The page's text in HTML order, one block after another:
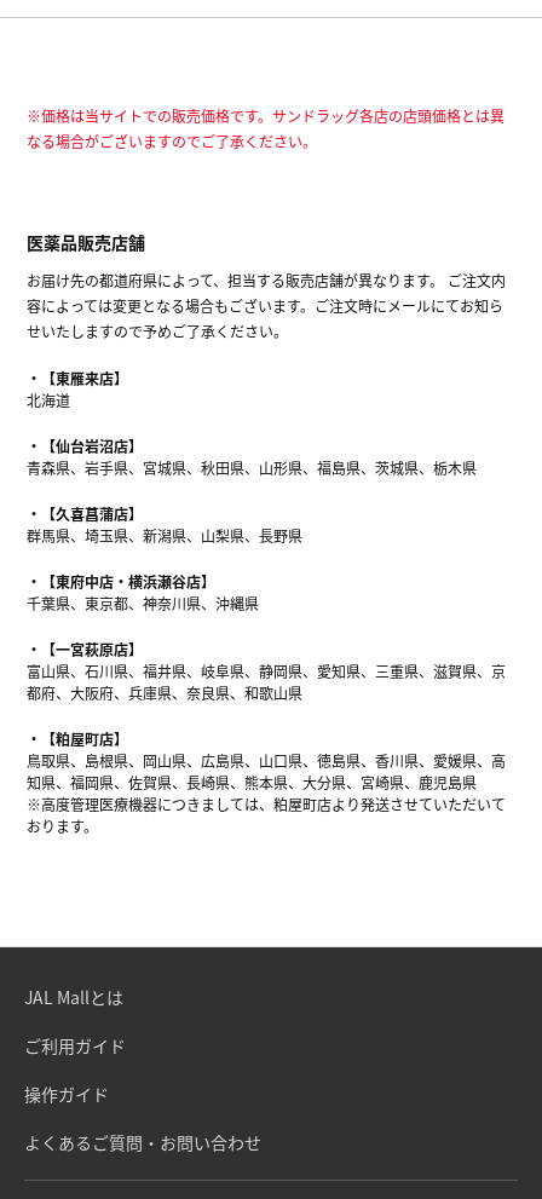
※価格は当サイトでの販売価格です。サンドラッグ各店の店頭価格とは異
なる場合がございますのでご了承ください。
医薬品販売店舗
お届け先の都道府県によって、担当する販売店舗が異なります。 ご注文内
容によっては変更となる場合もございます。ご注文時にメールにてお知ら
せいたしますので予めご了承ください。
【東雁来店】
北海道
【仙台岩沼店】
青森県、岩手県、宮城県、秋田県、山形県、福島県、茨城県、栃木県
【久喜菖蒲店】
群馬県、埼玉県、新潟県、山梨県、長野県
【東府中店・横浜瀬谷店】
千葉県、東京都、神奈川県、沖縄県
【一宮萩原店】
富山県、石川県、福井県、岐阜県、静岡県、愛知県、三重県、滋賀県、京
都府、大阪府、兵庫県、奈良県、和歌山県
【粕屋町店】
鳥取県、島根県、岡山県、広島県、山口県、徳島県、香川県、愛媛県、高
知県、福岡県、佐賀県、長崎県、熊本県、大分県、宮崎県、鹿児島県
※高度管理医療機器につきましては、粕屋町店より発送させていただいて
おります。
JAL Mallとは
ご利用ガイド
操作ガイド
よくあるご質問・お問い合わせ